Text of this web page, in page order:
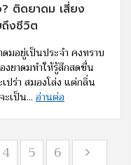
ติดยาดม เสี่ยง
งชีวิต
ดมอยู่เป็นประจำ คงทราบ
งยาดมทำให้รู้สึกสดชื่น
ปร่า สมองโล่ง แต่กลิ่น
เป็น... อ่านต่อ
4 5 6